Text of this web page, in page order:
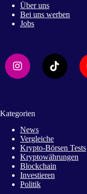
Über uns
Bei uns werben
Jobs
Kategorien
News
Vergleiche
Krypto-Börsen Tests
Kryptowährungen
Blockchain
Investieren
Politik